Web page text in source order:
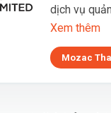
dịch vụ
Xem thêm
Mozac